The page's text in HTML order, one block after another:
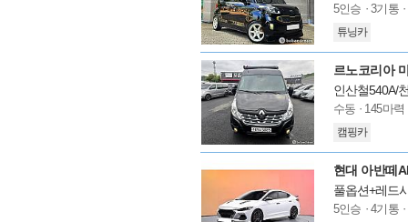
모
옵
5인승 3기통
튜닝카
르노코리아
인산철540A/
모
옵
수동 145마력
캠핑카
현대 아반떼
풀옵션+레드
모
5인승 4기통